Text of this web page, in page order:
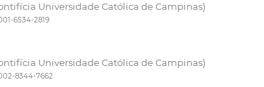
Universidade Católica de Campinas)
6534-2819
Universidade Católica de Campinas)
8344-7662